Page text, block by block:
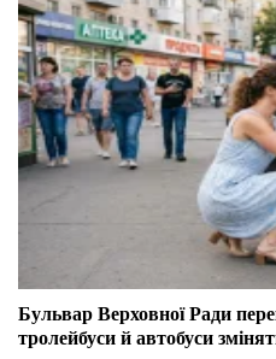
Бульвар Верховної Ради
тролейбуси й автобуси